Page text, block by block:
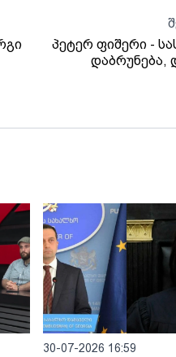
პეტერ ფიშერი -
დაბრუნება,
30-07-2026 16:59